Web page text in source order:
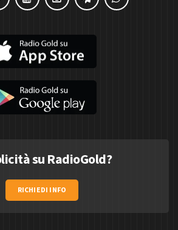
su RadioGold?
RICHIEDI INFO